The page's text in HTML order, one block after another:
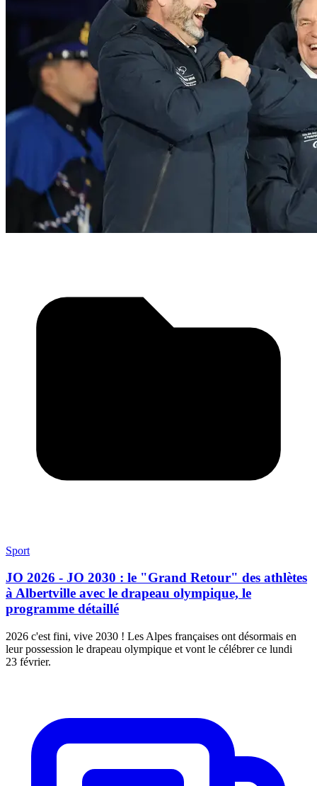
Sport
JO 2026 - JO 2030 : le "Grand Retour" des athlètes
à Albertville avec le drapeau olympique, le
programme détaillé
2026 c'est fini, vive 2030 ! Les Alpes françaises ont désormais en
leur possession le drapeau olympique et vont le célébrer ce lundi
23 février.